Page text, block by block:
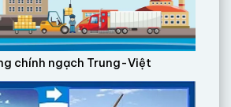
chính ngạch Trung-Việt